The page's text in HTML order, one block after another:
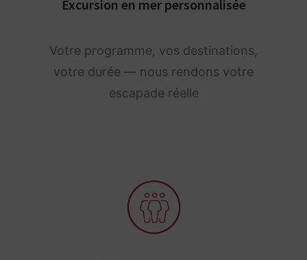
Excursion en mer personnalisée
Votre programme, vos destinations,
votre durée — nous rendons votre
escapade réelle